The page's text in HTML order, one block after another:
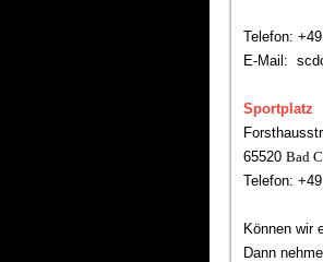
Telefon:
E-Mail:
Sportplatz
65520 Bad
Telefon:
Können wir
Dann